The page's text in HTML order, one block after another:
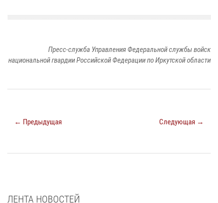
Пресс-служба Управления Федеральной службы войск
национальной гвардии Российской Федерации по Иркутской области
← Предыдущая Следующая →
ЛЕНТА НОВОСТЕЙ